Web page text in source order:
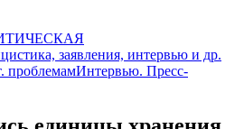
заявления, интервью и др.
проблемамИнтервью. Пресс-